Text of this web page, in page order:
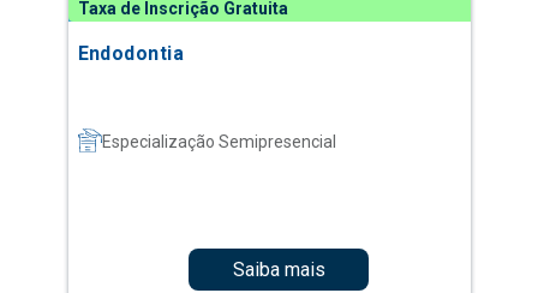
Taxa de Inscrição Gratuita
Endodontia
Especialização Semipresencial
Saiba mais